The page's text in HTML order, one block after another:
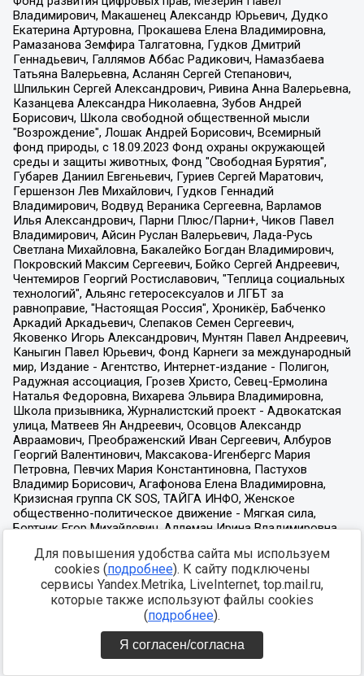
Для повышения удобства сайта мы используем
cookies (подробнее). К сайту подключены
сервисы Yandex.Metrika, LiveInternet, top.mail.ru,
которые также используют файлы cookies
(подробнее).
Я согласен/согласна